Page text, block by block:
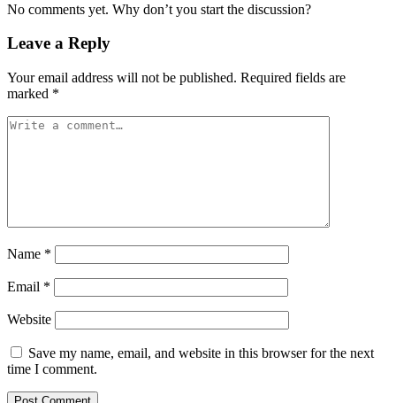
No comments yet. Why don’t you start the discussion?
Leave a Reply
Your email address will not be published. Required fields are
marked *
Name *
Email *
Website
Save my name, email, and website in this browser for the next
time I comment.